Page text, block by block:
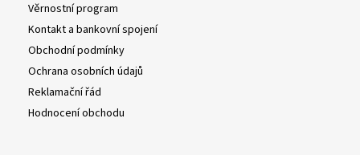
Věrnostní program
Kontakt a bankovní spojení
Obchodní podmínky
Ochrana osobních údajů
Reklamační řád
Hodnocení obchodu